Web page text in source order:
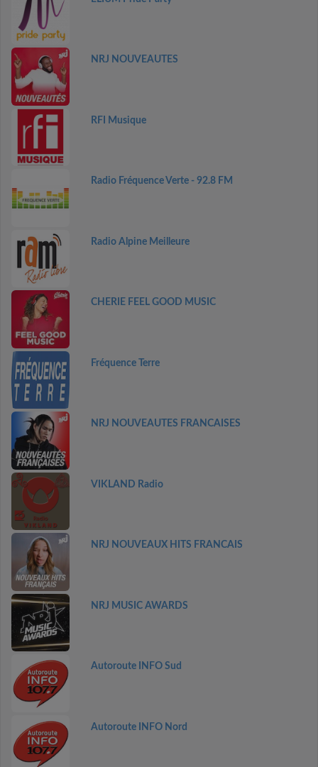
NRJ NOUVEAUTES
RFI Musique
Radio Fréquence Verte - 92.8 FM
Radio Alpine Meilleure
CHERIE FEEL GOOD MUSIC
Fréquence Terre
NRJ NOUVEAUTES FRANCAISES
VIKLAND Radio
NRJ NOUVEAUX HITS FRANCAIS
NRJ MUSIC AWARDS
Autoroute INFO Sud
Autoroute INFO Nord